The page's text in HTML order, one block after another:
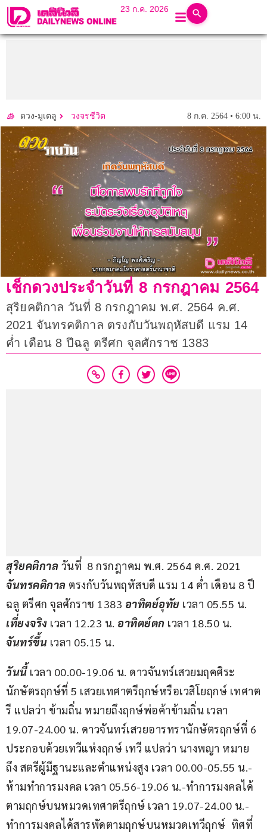
23 ก.ค. 2026
ดวง-มูเตลู วงจรชีวิต 8 ก.ค. 2564 • 6:00 น.
เช็กดวงประจำวันที่ 8 กรกฎาคม 2564
สุริยคติกาล วันที่ 8 กรกฎาคม พ.ศ. 2564 ค.ศ.
2021 จันทรคติกาล ตรงกับวันพฤหัสบดี แรม 14
ค่ำ เดือน 8 ปีฉลู ตรีศก จุลศักราช 1383
สุริยคติกาล วันที่  8 กรกฎาคม พ.ศ. 2564 ค.ศ. 2021
จันทรคติกาล ตรงกับวันพฤหัสบดี แรม 14 ค่ำ เดือน 8 ปี
ฉลู ตรีศก จุลศักราช 1383 อาทิตย์อุทัย เวลา 05.55 น.
เที่ยงจริง เวลา 12.23 น. อาทิตย์ตก เวลา 18.50 น.
จันทร์ขึ้น เวลา 05.15 น.
วันนี้ เวลา 00.00-19.06 น. ดาวจันทร์เสวยมฤคศิระ
นักษัตรฤกษ์ที่ 5 เสวยเทศาตรีฤกษ์หรือเวสิโยฤกษ์ เทศาต
รี แปลว่า ข้ามถิ่น หมายถึงฤกษ์พ่อค้าข้ามถิ่น เวลา
19.07-24.00 น. ดาวจันทร์เสวยอารทรานักษัตรฤกษ์ที่ 6
ประกอบด้วยเทวีแห่งฤกษ์ เทวี แปลว่า นางพญา หมาย
ถึง สตรีผู้มีฐานะและตำแหน่งสูง เวลา 00.00-05.55 น.-
ห้ามทำการมงคล เวลา 05.56-19.06 น.-ทำการมงคลได้
ตามฤกษ์บนหมวดเทศาตรีฤกษ์ เวลา 19.07-24.00 น.-
ทำการมงคลได้สารพัดตามฤกษ์บนหมวดเทวีฤกษ์  ทิศที่